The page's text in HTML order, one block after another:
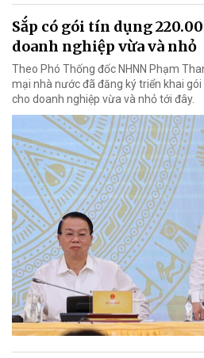
Sắp có gói tín dụng
doanh nghiệp vừa và nhỏ
Theo Phó Thống đốc NHNN Phạm
mại nhà nước đã đăng ký triển khai
cho doanh nghiệp vừa và nhỏ tới đây.